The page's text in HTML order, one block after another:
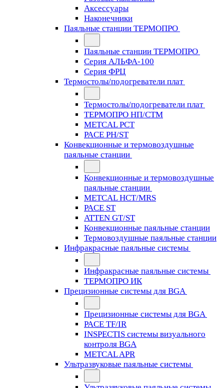
Аксессуары
Наконечники
Паяльные станции ТЕРМОПРО
Паяльные станции ТЕРМОПРО
Серия АЛЬФА-100
Серия ФРЦ
Термостолы/подогреватели плат
Термостолы/подогреватели плат
ТЕРМОПРО НП/СТМ
METCAL PCT
PACE PH/ST
Конвекционные и термовоздушные
паяльные станции
Конвекционные и термовоздушные
паяльные станции
METCAL HCT/MRS
PACE ST
ATTEN GT/ST
Конвекционные паяльные станции
Термовоздушные паяльные станции
Инфракрасные паяльные системы
Инфракрасные паяльные системы
ТЕРМОПРО ИК
Прецизионные системы для BGA
Прецизионные системы для BGA
PACE TF/IR
INSPECTIS системы визуального
контроля BGA
METCAL APR
Ультразвуковые паяльные системы